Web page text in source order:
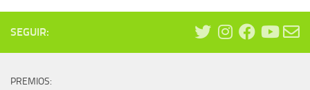
SEGUIR:
PREMIOS: